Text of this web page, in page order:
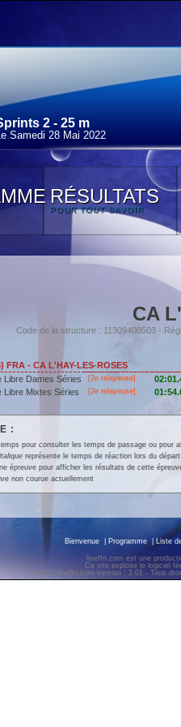
2 - 25 m
Samedi 28 Mai 2022
RÉSULTATS
POUR TOUT SAVOIR
CA
Code de la structure : 11309400503 -
FRA - CA L'HAY-LES-ROSES
Libre Dames Séries [2e relayeuse]
Libre Mixtes Séries [2e relayeuse]
:
pour consulter les temps de passage ou pour
italiquereprésente le temps de réaction lors du départ
épreuve pour afficher les résultats de cette
non courue actuellement
Bienvenue Programme |Liste
liveffn.com est une
Ce site exploite le logiciel
© 2011 liveffn.com version : 2.01 - Tous